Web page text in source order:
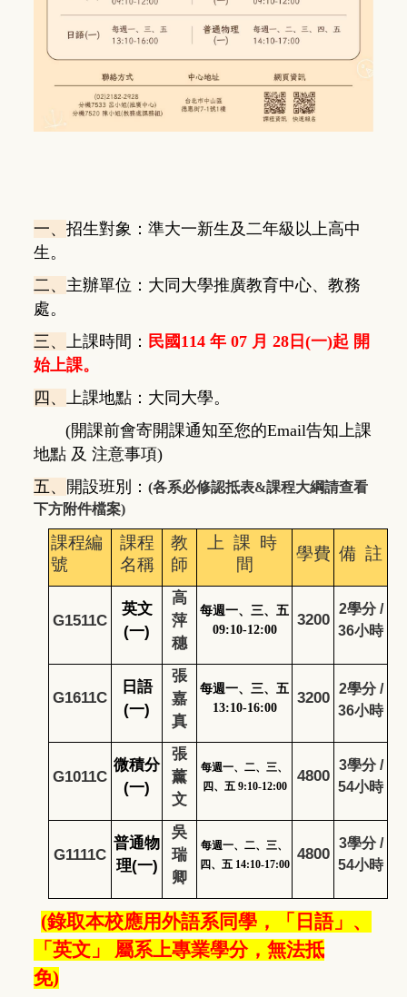
一、 招生對象：準大一新生及二年級以上高中
生。
二、 主辦單位：大同大學推廣教育中心、教務
處。
三、
上課時間： 民國114 年 07 月 28日(一)起 開
始上課。
四、
上課地點：大同大學。
(開課前會寄開課通知至您的Email告知上課
地點 及 注意事項)
五、 開設班別： (各系必修認抵表&課程大綱請查看
下方附件檔案)
課程編
號
課程
名稱
教
師
上 課 時
間
學費 備 註
G1511C
英文
(一)
高
萍
穗
每週一、三、五
09:10-12:00
3200
2學分 /
36小時
G1611C
日語
(一)
張
嘉
真
每週一、三、五
13:10-16:00
3200 2學分 /
36小時
G1011C
微積分
(一)
張
薰
文
每週一、 二、 三、
四、五 9:10-12:00
4800
3學分 /
54小時
G1111C
普通物
理(一)
吳
瑞
卿
每週一、 二、 三、
四、五 14:10-17:00
4800
3學分 /
54小時
(錄取本校應用外語系同學，「日語」、
「英文」 屬系上專業學分，無法抵
免)